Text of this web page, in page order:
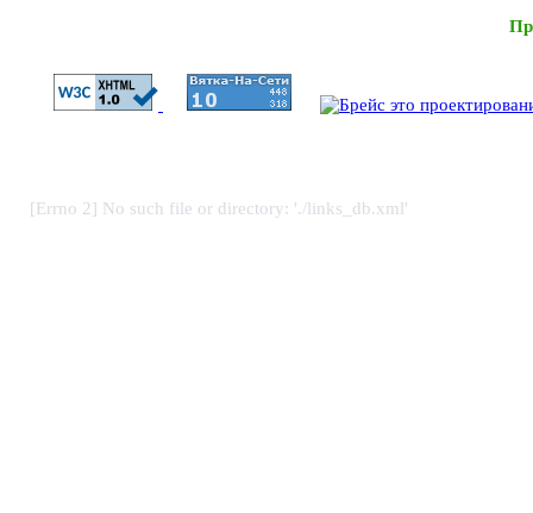
[Errno 2] No such file or directory: './links_db.xml'